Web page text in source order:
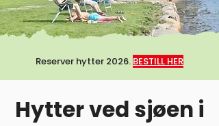
Reserver hytter 2026. BESTILL HER
Hytter ved sjøen i